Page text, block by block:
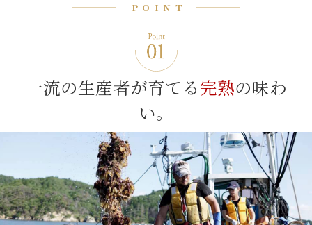
POINT
一流の生産者が育てる完熟の味わ
い。